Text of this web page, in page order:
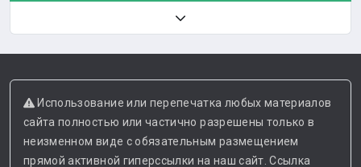
Использование или перепечатка любых материалов
сайта полностью или частично разрешены только в
неизменном виде с обязательным размещением
прямой активной гиперссылки на наш сайт. Ссылка